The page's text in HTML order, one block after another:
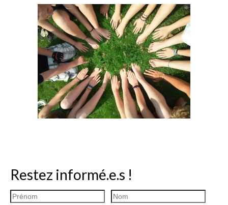
Restez informé.e.s !